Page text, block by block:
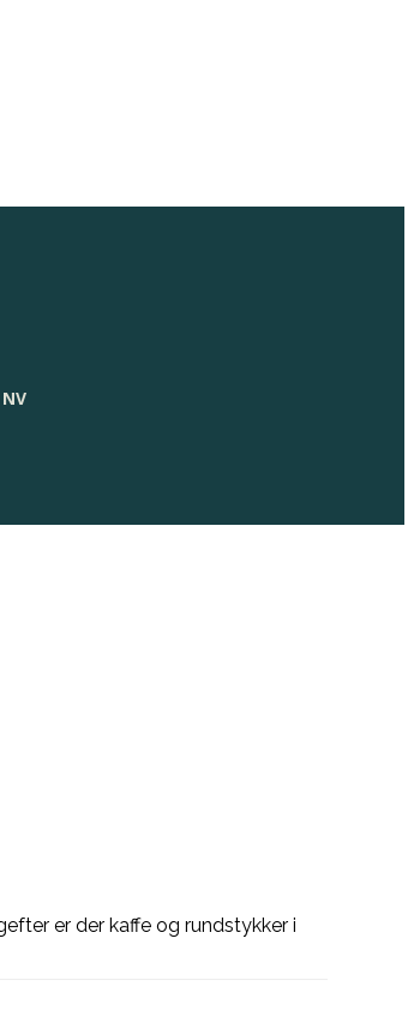
NV
er der kaffe og rundstykker i